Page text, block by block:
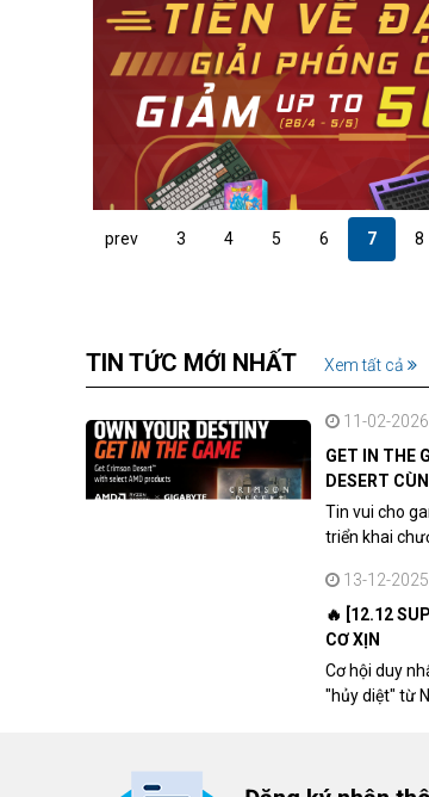
prev 3 4 5 6 7 8
TIN TỨC MỚI NHẤT Xem tất cả
11-02-
GET IN THE
DESERT
Tin vui cho
triển khai
13-12-
🔥 [12.12
CƠ XỊN
Cơ hội duy
"hủy diệt" từ